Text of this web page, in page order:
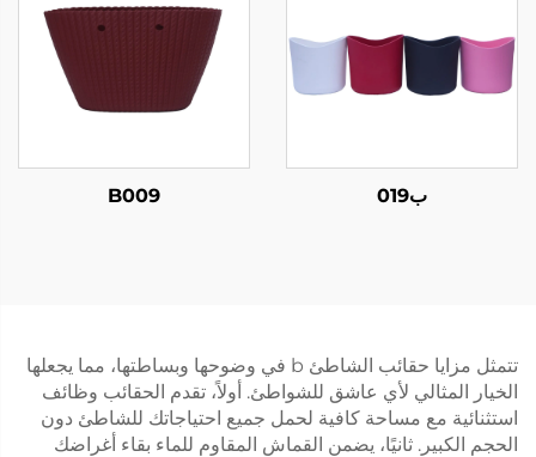
ب019 B009
تتمثل مزايا حقائب الشاطئ b في وضوحها وبساطتها، مما يجعلها
الخيار المثالي لأي عاشق للشواطئ. أولاً، تقدم الحقائب وظائف
استثنائية مع مساحة كافية لحمل جميع احتياجاتك للشاطئ دون
الحجم الكبير. ثانيًا، يضمن القماش المقاوم للماء بقاء أغراضك